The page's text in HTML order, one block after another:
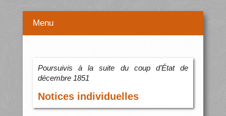
Menu
Poursuivis à la suite du coup d’État de
décembre 1851
Notices individuelles